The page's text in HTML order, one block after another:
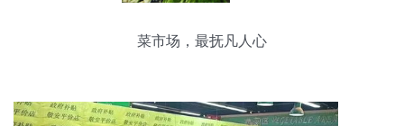
菜市场，最抚凡人心